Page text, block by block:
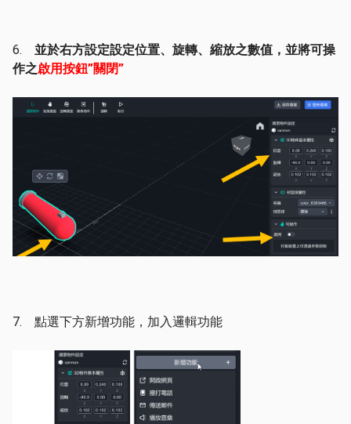
6. 並於右方設定設定位置、旋轉、縮放之數值，並將可操
作之啟用按鈕”關閉”
7. 點選下方新增功能，加入邏輯功能